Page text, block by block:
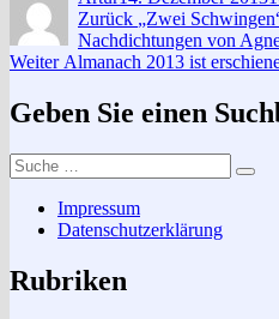
am
Beitragsnavigation
Zurück
Vorheriger
Beitrag:
„Zwei
Nachdichtungen von
Weiter Nächster
Almanach 2013 ist
Geben Sie einen
Suche
nach:
Impressum
Datenschutzerklärung
Rubriken